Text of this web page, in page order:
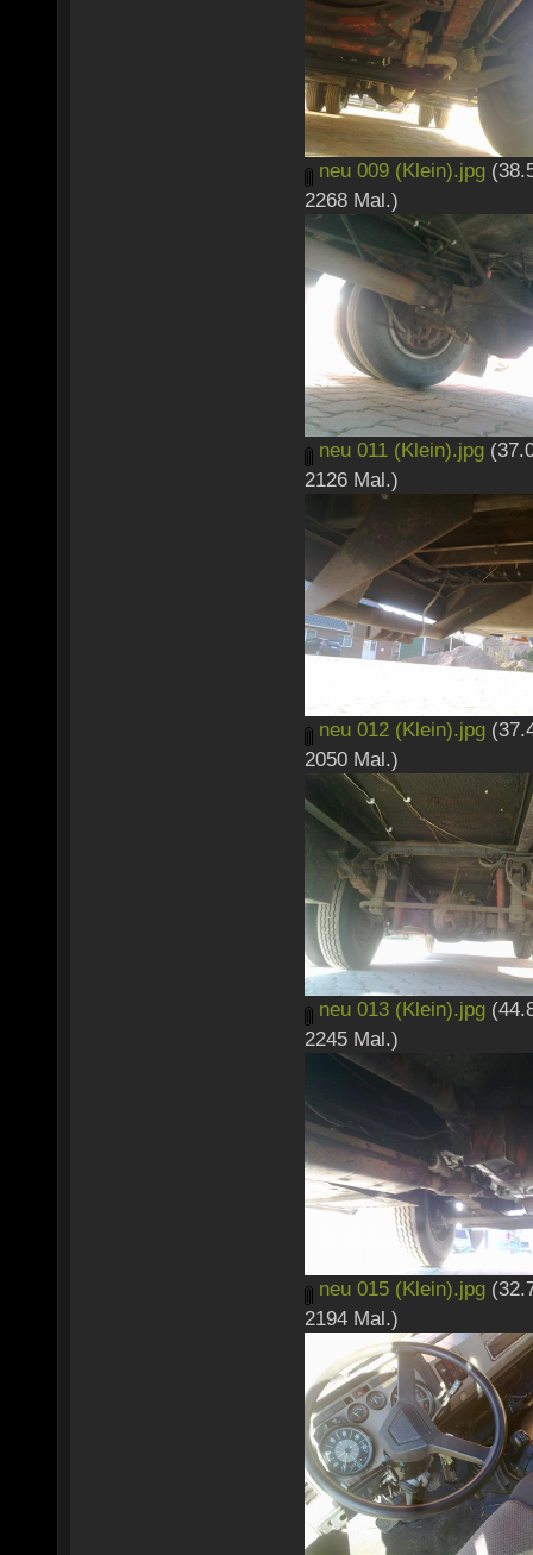
neu 009 (Klein).jpg
2268 Mal.)
neu 011 (Klein).jpg
2126 Mal.)
neu 012 (Klein).jpg
2050 Mal.)
neu 013 (Klein).jpg
2245 Mal.)
neu 015 (Klein).jpg
2194 Mal.)